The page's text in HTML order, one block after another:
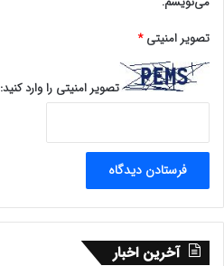
تصویر امنیتی*
تصویر امنیتی را وارد کنید:
آخرین اخبار